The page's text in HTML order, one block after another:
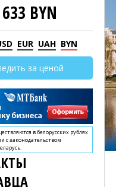
BYN
EUR UAH BYN
за ценой
в белорусских рублях
с законодательством